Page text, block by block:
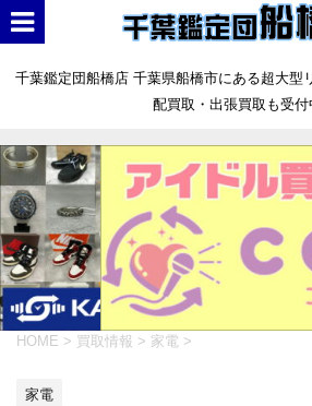
千葉鑑定団船橋店 千葉県船橋市にある超大
配買取・出張買取も受付
HOME > 買取情報 > 家電 >
家電